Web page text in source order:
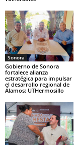
Sonora
Gobierno de Sonora
fortalece alianza
estratégica para impulsar
el desarrollo regional de
Álamos: UTHermosillo